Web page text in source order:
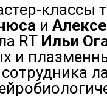
классы
и
RT Ильи
и